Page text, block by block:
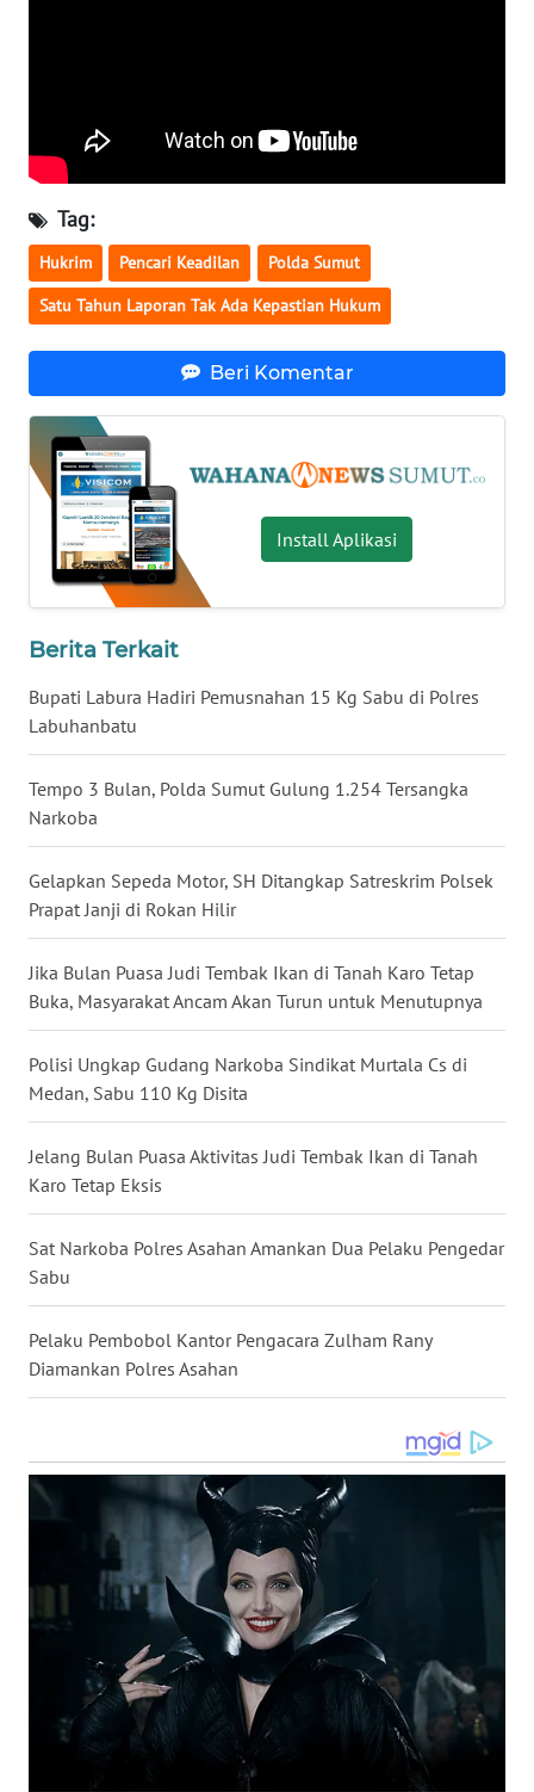
Tag:
Hukrim Pencari Keadilan Polda Sumut
Satu Tahun Laporan Tak Ada Kepastian Hukum
Beri Komentar
Install Aplikasi
Berita Terkait
Bupati Labura Hadiri Pemusnahan 15 Kg Sabu di Polres
Labuhanbatu
Tempo 3 Bulan, Polda Sumut Gulung 1.254 Tersangka
Narkoba
Gelapkan Sepeda Motor, SH Ditangkap Satreskrim Polsek
Prapat Janji di Rokan Hilir
Jika Bulan Puasa Judi Tembak Ikan di Tanah Karo Tetap
Buka, Masyarakat Ancam Akan Turun untuk Menutupnya
Polisi Ungkap Gudang Narkoba Sindikat Murtala Cs di
Medan, Sabu 110 Kg Disita
Jelang Bulan Puasa Aktivitas Judi Tembak Ikan di Tanah
Karo Tetap Eksis
Sat Narkoba Polres Asahan Amankan Dua Pelaku Pengedar
Sabu
Pelaku Pembobol Kantor Pengacara Zulham Rany
Diamankan Polres Asahan
WN
KALTARA
WN
KALSEL
WN
SULSEL
WN
GORONTALO
SULUT
MALUKU
WN
MALUT
WN
DAIRI
WN
DANAU
TOBA
WN
WN
WN
TANJUNG
KARO
WN
SIMALUNGUN
WN
LABUHANBATU